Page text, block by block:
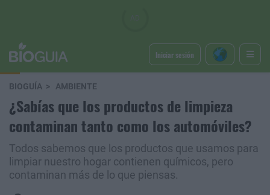
Iniciar sesión
BIOGUÍA AMBIENTE
¿Sabías que los productos de limpieza
contaminan tanto como los automóviles?
Todos sabemos que los productos que usamos para
limpiar nuestro hogar contienen químicos, pero
contaminan más de lo que piensas.